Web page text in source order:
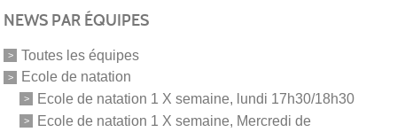
NEWS PAR ÉQUIPES
Toutes les équipes
Ecole de natation
Ecole de natation 1 X semaine, lundi 17h30/18h30
Ecole de natation 1 X semaine, Mercredi de